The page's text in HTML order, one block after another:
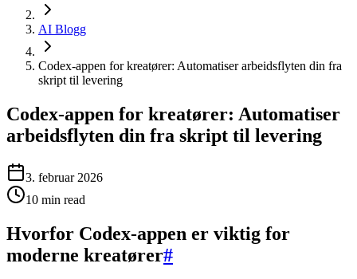
AI Blogg
Codex-appen for kreatører: Automatiser arbeidsflyten din fra
skript til levering
Codex-appen for kreatører: Automatiser
arbeidsflyten din fra skript til levering
3. februar 2026
10 min read
Hvorfor Codex-appen er viktig for
moderne kreatører#